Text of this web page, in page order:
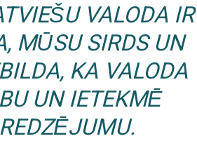
VALODA IR
MŪSU SIRDS UN
KA VALODA
UN IETEKMĒ